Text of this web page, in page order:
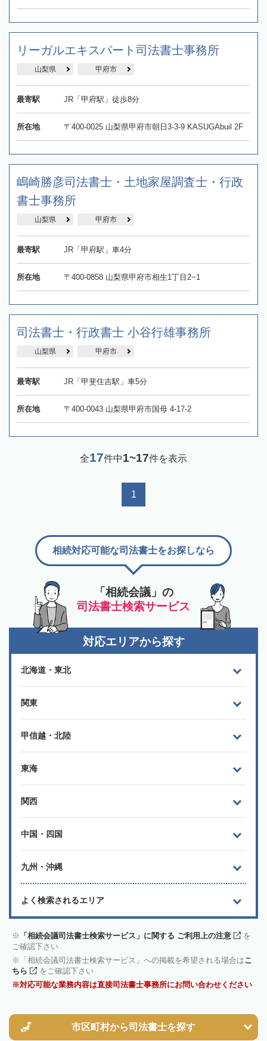
リーガルエキスパート司法書士事務所
山梨県 甲府市
最寄駅 JR「甲府駅」徒歩8分
所在地 〒400-0025 山梨県甲府市朝日3-3-9 KASUGAbuil 2F
嶋崎勝彦司法書士・土地家屋調査士・行政
書士事務所
山梨県 甲府市
最寄駅 JR「甲府駅」車4分
所在地 〒400-0858 山梨県甲府市相生1丁目2−1
司法書士・行政書士 小谷行雄事務所
山梨県 甲府市
最寄駅 JR「甲斐住吉駅」車5分
所在地 〒400-0043 山梨県甲府市国母 4-17-2
全17件中1~17件を表示
1
「相続会議」の
司法書士検索サービス
相続対応可能な司法書士をお探しなら
対応エリアから探す
北海道・東北
関東
甲信越・北陸
東海
関西
中国・四国
九州・沖縄
よく検索されるエリア
「相続会議司法書士検索サービス」に関する ご利用上の注意
を
ご確認下さい
「相続会議司法書士検索サービス」への掲載を希望される場合はこ
ちら
をご確認下さい
対応可能な業務内容は直接司法書士事務所にお問い合わせください
市区町村から司法書士を探す